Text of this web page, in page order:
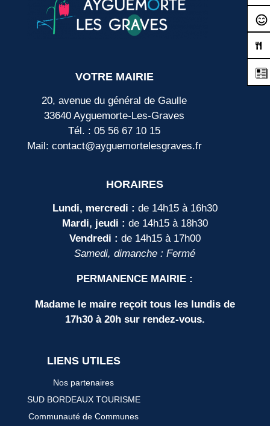
VOTRE MAIRIE
20, avenue du général de Gaulle
33640 Ayguemorte-Les-Graves
Tél. : 05 56 67 10 15
Mail: contact@ayguemortelesgraves.fr
HORAIRES
Lundi, mercredi : de 14h15 à 16h30
Mardi, jeudi : de 14h15 à 18h30
Vendredi : de 14h15 à 17h00
Samedi, dimanche : Fermé
PERMANENCE MAIRIE :
Madame le maire reçoit tous les lundis de
17h30 à 20h sur rendez-vous.
LIENS UTILES
Nos partenaires
SUD BORDEAUX TOURISME
Communauté de Communes